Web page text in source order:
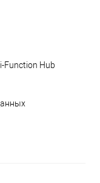
Function Hub